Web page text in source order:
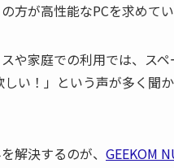
方が高性能なPCを求めて
や家庭での利用では、ス
しい！」という声が多く聞
解決するのが、 GEEKOM